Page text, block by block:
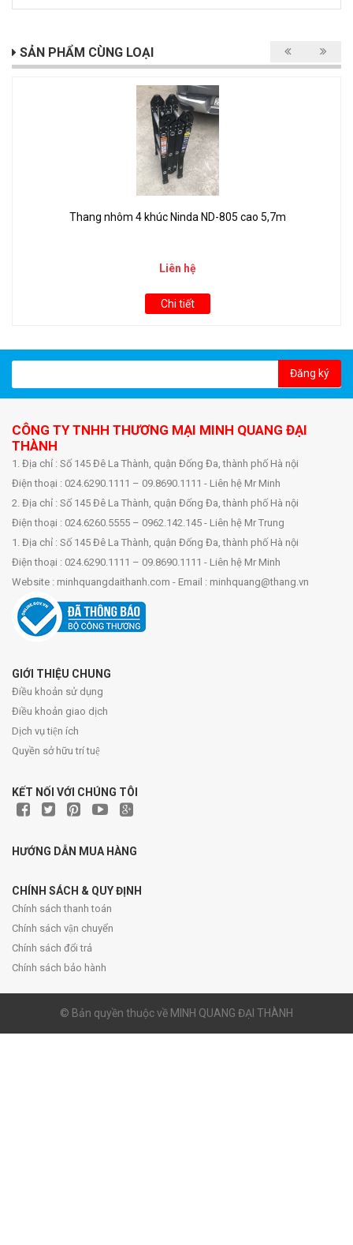
SẢN PHẨM CÙNG LOẠI
Thang nhôm 4 khúc Ninda ND-805 cao 5,7m
Liên hệ
Chi tiết
Đăng ký
CÔNG TY TNHH THƯƠNG MẠI MINH QUANG ĐẠI
THÀNH
1. Địa chỉ : Số 145 Đê La Thành, quận Đống Đa, thành phố Hà nội
Điện thoại : 024.6290.1111 – 09.8690.1111 - Liên hệ Mr Minh
2. Địa chỉ : Số 145 Đê La Thành, quận Đống Đa, thành phố Hà nội
Điện thoại : 024.6260.5555 – 0962.142.145 - Liên hệ Mr Trung
1. Địa chỉ : Số 145 Đê La Thành, quận Đống Đa, thành phố Hà nội
Điện thoại : 024.6290.1111 – 09.8690.1111 - Liên hệ Mr Minh
Website : minhquangdaithanh.com - Email : minhquang@thang.vn
GIỚI THIỆU CHUNG
Điều khoản sử dụng
Điều khoản giao dịch
Dịch vụ tiện ích
Quyền sở hữu trí tuệ
KẾT NỐI VỚI CHÚNG TÔI
HƯỚNG DẪN MUA HÀNG
CHÍNH SÁCH & QUY ĐỊNH
Chính sách thanh toán
Chính sách vận chuyển
Chính sách đổi trả
Chính sách bảo hành
© Bản quyền thuộc về MINH QUANG ĐẠI THÀNH